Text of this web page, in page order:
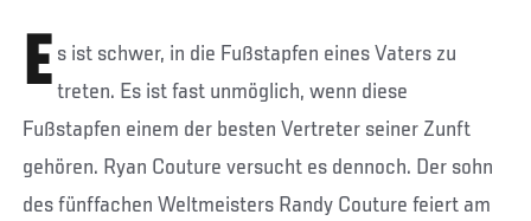
E s ist schwer, in die Fußstapfen eines Vaters zu
treten. Es ist fast unmöglich, wenn diese
Fußstapfen einem der besten Vertreter seiner Zunft
gehören. Ryan Couture versucht es dennoch. Der sohn
des fünffachen Weltmeisters Randy Couture feiert am